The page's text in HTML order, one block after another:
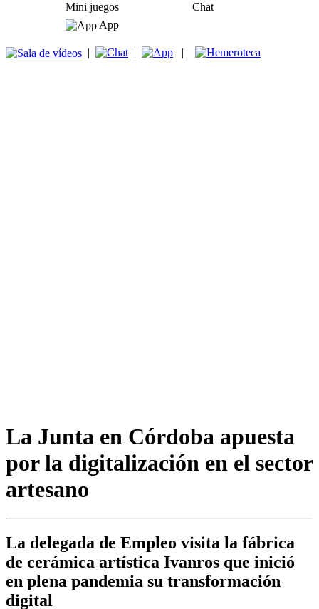
Mini juegos
Chat
App
| | |
La Junta en Córdoba apuesta
por la digitalización en el sector
artesano
La delegada de Empleo visita la fábrica
de cerámica artística Ivanros que inició
en plena pandemia su transformación
digital